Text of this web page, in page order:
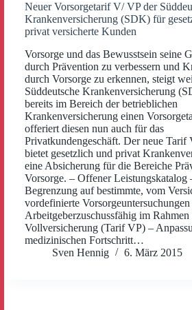
Neuer Vorsorgetarif V/ VP der
Krankenversicherung (SDK) für
privat versicherte Kunden
Vorsorge und das Bewusstsein seine
durch Prävention zu verbessern und
durch Vorsorge zu erkennen, steigt
Süddeutsche Krankenversicherung
bereits im Bereich der betrieblichen
Krankenversicherung einen
offeriert diesen nun auch für das
Privatkundengeschäft. Der neue Tarif
bietet gesetzlich und privat
eine Absicherung für die Bereiche
Vorsorge. – Offener Leistungskatalog
Begrenzung auf bestimmte, vom
vordefinierte Vorsorgeuntersuchungen
Arbeitgeberzuschussfähig im Rahmen
Vollversicherung (Tarif VP) –
medizinischen Fortschritt…
Sven Hennig
6. März 2015